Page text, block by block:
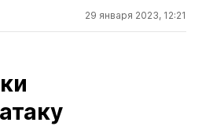
29 января 2023, 12:21